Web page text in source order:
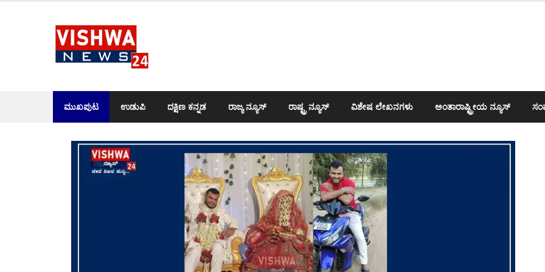
ಮುಖಪುಟ ಉಡುಪಿ ದಕ್ಷಿಣ ಕನ್ನಡ ರಾಜ್ಯ ನ್ಯೂಸ್ ರಾಷ್ಟ್ರ ನ್ಯೂಸ್ ವಿಶೇಷ ಲೇಖನಗಳು ಅಂತಾರಾಷ್ಟ್ರೀಯ ನ್ಯೂಸ್